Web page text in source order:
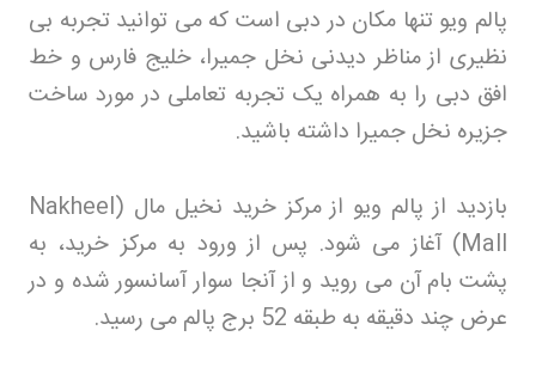
پالم ویو تنها مکان در دبی است که می توانید تجربه بی
نظیری از مناظر دیدنی نخل جمیرا، خلیج فارس و خط
افق دبی را به همراه یک تجربه تعاملی در مورد ساخت
جزیره نخل جمیرا داشته باشید.
بازدید از پالم ویو از مرکز خرید نخیل مال (Nakheel
Mall) آغاز می شود. پس از ورود به مرکز خرید، به
پشت بام آن می روید و از آنجا سوار آسانسور شده و در
عرض چند دقیقه به طبقه 52 برج پالم می رسید
.